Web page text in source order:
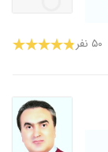
۵۰ نفر